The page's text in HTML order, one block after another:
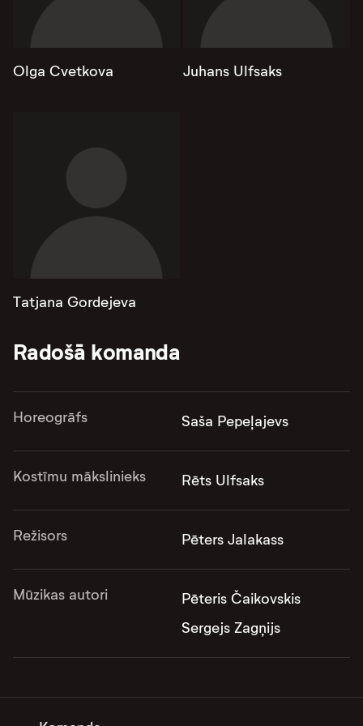
Olga Cvetkova Juhans Ulfsaks
Tatjana Gordejeva
Radošā komanda
Horeogrāfs Saša Pepeļajevs
Kostīmu mākslinieks Rēts Ulfsaks
Režisors Pēters Jalakass
Mūzikas autori
Pēteris Čaikovskis
Sergejs Zagņijs